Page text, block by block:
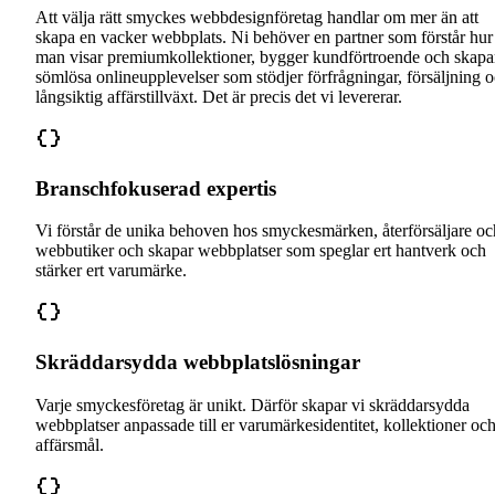
Att välja rätt smyckes webbdesignföretag handlar om mer än att
skapa en vacker webbplats. Ni behöver en partner som förstår hur
man visar premiumkollektioner, bygger kundförtroende och
sömlösa onlineupplevelser som stödjer förfrågningar, försäljning
långsiktig affärstillväxt. Det är precis det vi levererar.
Branschfokuserad expertis
Vi förstår de unika behoven hos smyckesmärken, återförsäljare
webbutiker och skapar webbplatser som speglar ert hantverk och
stärker ert varumärke.
Skräddarsydda webbplatslösningar
Varje smyckesföretag är unikt. Därför skapar vi skräddarsydda
webbplatser anpassade till er varumärkesidentitet, kollektioner och
affärsmål.